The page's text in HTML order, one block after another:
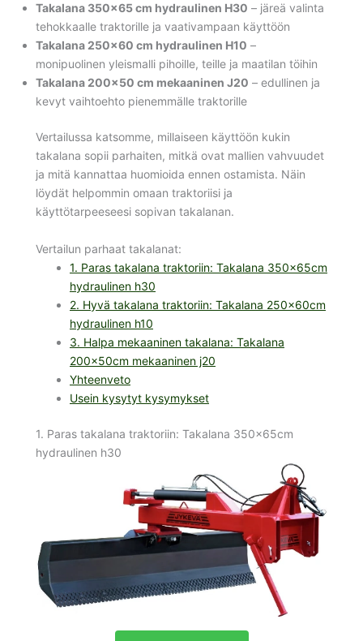
Takalana 350×65 cm hydraulinen H30 – järeä valinta
tehokkaalle traktorille ja vaativampaan käyttöön
Takalana 250×60 cm hydraulinen H10 –
monipuolinen yleismalli pihoille, teille ja maatilan töihin
Takalana 200×50 cm mekaaninen J20 – edullinen ja
kevyt vaihtoehto pienemmälle traktorille
Vertailussa katsomme, millaiseen käyttöön kukin
takalana sopii parhaiten, mitkä ovat mallien vahvuudet
ja mitä kannattaa huomioida ennen ostamista. Näin
löydät helpommin omaan traktoriisi ja
käyttötarpeeseesi sopivan takalanan.
Vertailun parhaat takalanat:
1. Paras takalana traktoriin: Takalana 350x65cm
hydraulinen h30
2. Hyvä takalana traktoriin: Takalana 250x60cm
hydraulinen h10
3. Halpa mekaaninen takalana: Takalana
200x50cm mekaaninen j20
Yhteenveto
Usein kysytyt kysymykset
1. Paras takalana traktoriin: Takalana 350x65cm
hydraulinen h30